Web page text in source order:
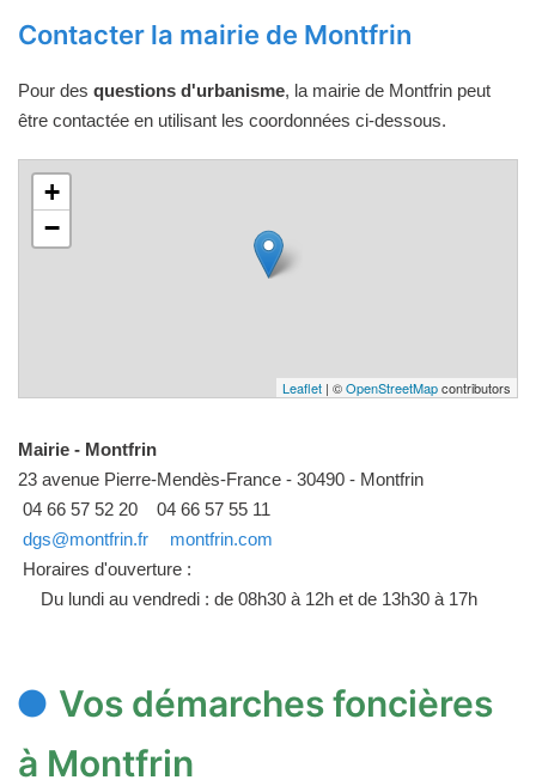
Contacter la mairie de Montfrin
Pour des questions d'urbanisme, la mairie de Montfrin peut
être contactée en utilisant les coordonnées ci-dessous.
+
−
Leaflet | ©OpenStreetMapcontributors
Mairie - Montfrin
23 avenue Pierre-Mendès-France - 30490 - Montfrin
04 66 57 52 20
04 66 57 55 11
dgs@montfrin.fr
montfrin.com
Horaires d'ouverture :
Du lundi au vendredi : de 08h30 à 12h et de 13h30 à 17h
Vos démarches foncières
à Montfrin